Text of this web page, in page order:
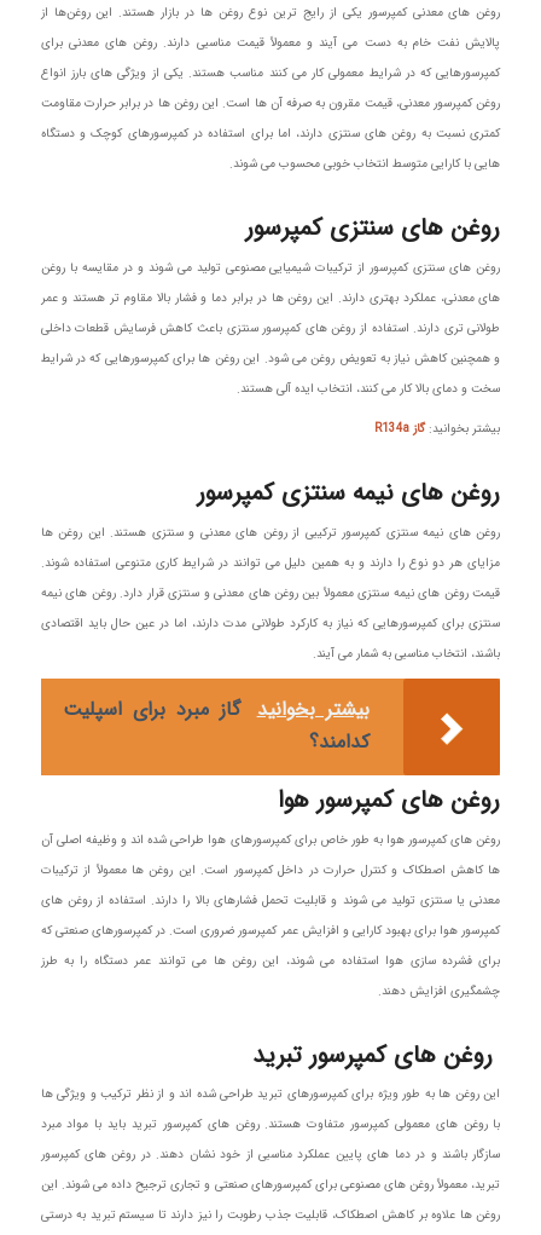
روغن‌ های معدنی کمپرسور یکی از رایج‌ ترین نوع روغن‌ ها در بازار هستند. این روغن‌ها از
پالایش نفت خام به دست می‌ آیند و معمولاً قیمت مناسبی دارند. روغن‌ های معدنی برای
کمپرسورهایی که در شرایط معمولی کار می‌ کنند مناسب هستند. یکی از ویژگی‌ های بارز انواع
روغن کمپرسور معدنی، قیمت مقرون به صرفه آن‌ ها است. این روغن‌ ها در برابر حرارت مقاومت
کمتری نسبت به روغن‌ های سنتزی دارند، اما برای استفاده در کمپرسورهای کوچک و دستگاه‌
هایی با کارایی متوسط انتخاب خوبی محسوب می‌ شوند.
روغن‌ های سنتزی کمپرسور
روغن‌ های سنتزی کمپرسور از ترکیبات شیمیایی مصنوعی تولید می‌ شوند و در مقایسه با روغن‌
های معدنی، عملکرد بهتری دارند. این روغن‌ ها در برابر دما و فشار بالا مقاوم‌ تر هستند و عمر
طولانی‌ تری دارند. استفاده از روغن های کمپرسور سنتزی باعث کاهش فرسایش قطعات داخلی
و همچنین کاهش نیاز به تعویض روغن می‌ شود. این روغن‌ ها برای کمپرسورهایی که در شرایط
سخت و دمای بالا کار می‌ کنند، انتخاب ایده‌ آلی هستند.
بیشتر بخوانید:گاز R134a
روغن‌ های نیمه‌ سنتزی کمپرسور
روغن‌ های نیمه‌ سنتزی کمپرسور ترکیبی از روغن‌ های معدنی و سنتزی هستند. این روغن‌ ها
مزایای هر دو نوع را دارند و به همین دلیل می‌ توانند در شرایط کاری متنوعی استفاده شوند.
قیمت روغن‌ های نیمه‌ سنتزی معمولاً بین روغن‌ های معدنی و سنتزی قرار دارد. روغن های نیمه‌
سنتزی برای کمپرسورهایی که نیاز به کارکرد طولانی‌ مدت دارند، اما در عین حال باید اقتصادی
باشند، انتخاب مناسبی به شمار می‌ آیند.
بیشتر بخوانید گاز مبرد برای اسپلیت
کدامند؟
روغن‌ های کمپرسور هوا
روغن‌ های کمپرسور هوا به‌ طور خاص برای کمپرسورهای هوا طراحی شده‌ اند و وظیفه اصلی آن‌
ها کاهش اصطکاک و کنترل حرارت در داخل کمپرسور است. این روغن‌ ها معمولاً از ترکیبات
معدنی یا سنتزی تولید می‌ شوند و قابلیت تحمل فشارهای بالا را دارند. استفاده از روغن های
کمپرسور هوا برای بهبود کارایی و افزایش عمر کمپرسور ضروری است. در کمپرسورهای صنعتی که
برای فشرده‌ سازی هوا استفاده می‌ شوند، این روغن‌ ها می‌ توانند عمر دستگاه را به طرز
چشمگیری افزایش دهند.
روغن‌ های کمپرسور تبرید
این روغن‌ ها به‌ طور ویژه برای کمپرسورهای تبرید طراحی شده‌ اند و از نظر ترکیب و ویژگی‌ ها
با روغن‌ های معمولی کمپرسور متفاوت هستند. روغن‌ های کمپرسور تبرید باید با مواد مبرد
سازگار باشند و در دما های پایین عملکرد مناسبی از خود نشان دهند. در روغن های کمپرسور
تبرید، معمولاً روغن‌ های مصنوعی برای کمپرسورهای صنعتی و تجاری ترجیح داده می‌ شوند. این
روغن‌ ها علاوه بر کاهش اصطکاک، قابلیت جذب رطوبت را نیز دارند تا سیستم تبرید به‌ درستی